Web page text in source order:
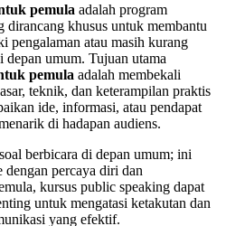
pemula adalah program
dirancang khusus untuk membantu
pengalaman atau masih kurang
umum. Tujuan utama
pemula adalah membekali
teknik, dan keterampilan praktis
ide, informasi, atau pendapat
di hadapan audiens.
berbicara di depan umum; ini
dengan percaya diri dan
kursus public speaking dapat
untuk mengatasi ketakutan dan
yang efektif.